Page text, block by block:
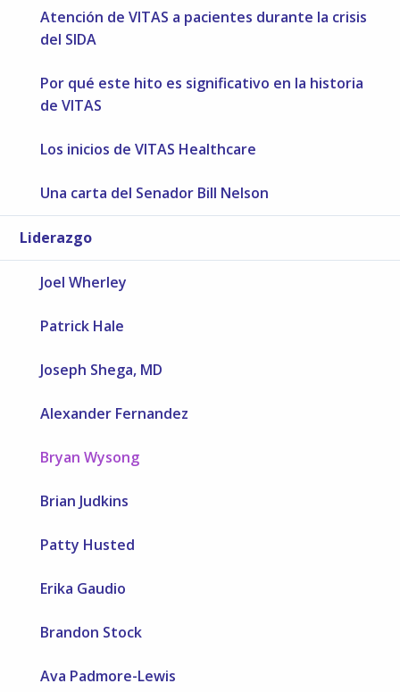
Atención de VITAS a pacientes durante la crisis
del SIDA
Por qué este hito es significativo en la historia
de VITAS
Los inicios de VITAS Healthcare
Una carta del Senador Bill Nelson
Liderazgo
Joel Wherley
Patrick Hale
Joseph Shega, MD
Alexander Fernandez
Bryan Wysong
Brian Judkins
Patty Husted
Erika Gaudio
Brandon Stock
Ava Padmore-Lewis